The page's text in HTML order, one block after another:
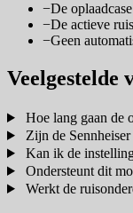
−De
−De actieve
−Geen
Veelgestelde
Hoe lang gaan de
Zijn de
Kan ik de
Ondersteunt dit
Werkt de